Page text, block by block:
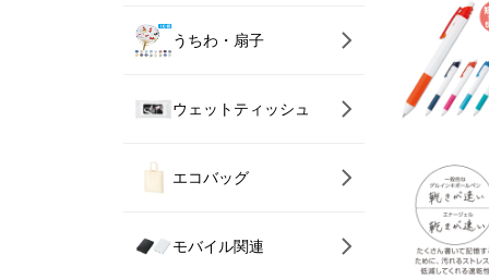
うちわ・扇子
ウェットティッシュ
エコバッグ
モバイル関連